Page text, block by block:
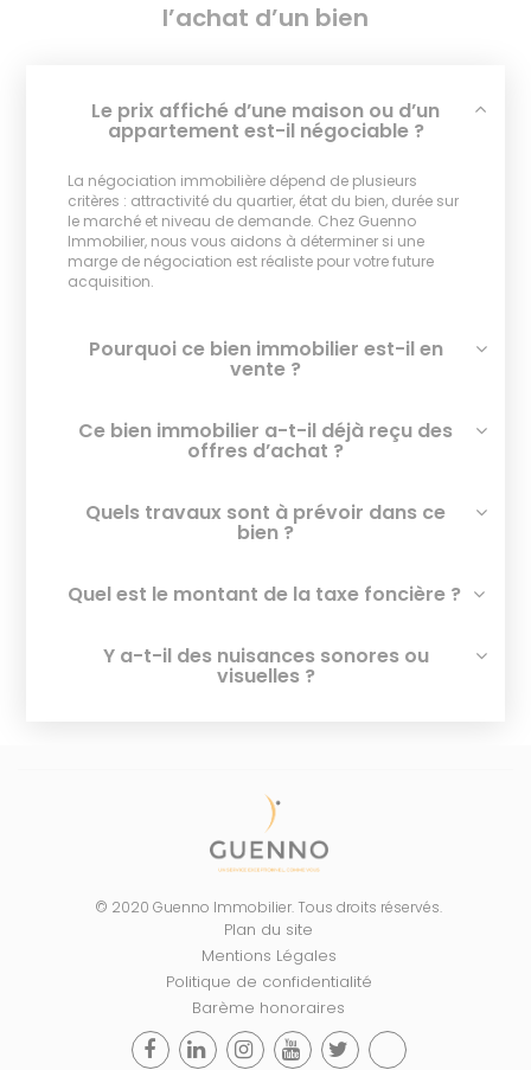
l’achat d’un bien
Le prix affiché d’une maison ou d’un
appartement est-il négociable ?
La négociation immobilière dépend de plusieurs
critères : attractivité du quartier, état du bien, durée sur
le marché et niveau de demande. Chez Guenno
Immobilier, nous vous aidons à déterminer si une
marge de négociation est réaliste pour votre future
acquisition.
Pourquoi ce bien immobilier est-il en
vente ?
Ce bien immobilier a-t-il déjà reçu des
offres d’achat ?
Quels travaux sont à prévoir dans ce
bien ?
Quel est le montant de la taxe foncière ?
Y a-t-il des nuisances sonores ou
visuelles ?
© 2020 Guenno Immobilier. Tous droits réservés.
Plan du site
Mentions Légales
Politique de confidentialité
Barème honoraires